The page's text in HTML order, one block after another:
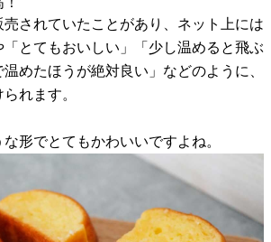
売されていたことがあり、ネット上には
「とてもおいしい」「少し温めると飛ぶ
めたほうが絶対良い」などのように、
れます。
形でとてもかわいいですよね。